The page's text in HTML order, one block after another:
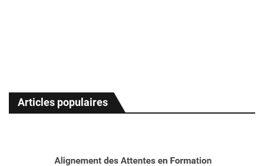
Articles populaires